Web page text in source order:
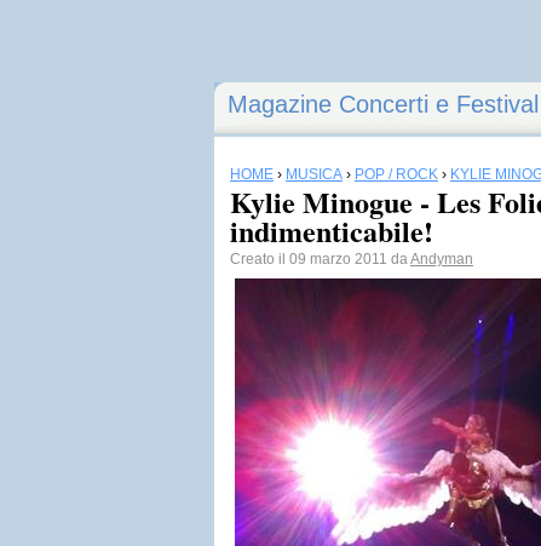
Magazine Concerti e Festival
HOME › MUSICA › POP / ROCK › KYLIE
Kylie Minogue - Les
indimenticabile!
Creato il 09 marzo 2011 daAndyman